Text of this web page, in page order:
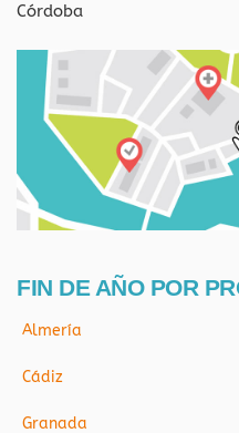
Córdoba
FIN DE AÑO POR
Almería
Cádiz
Granada